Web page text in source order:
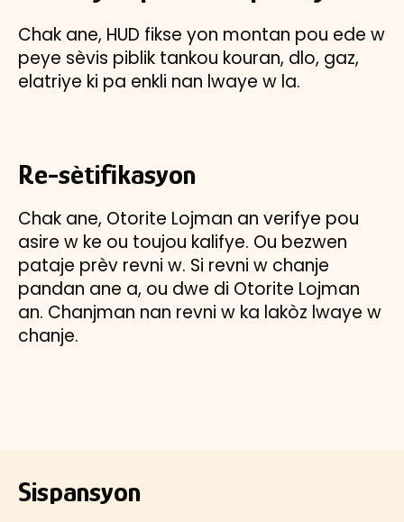
Chak ane, HUD fikse yon montan pou ede w
peye sèvis piblik tankou kouran, dlo, gaz,
elatriye ki pa enkli nan lwaye w la.
Re-sètifikasyon
Chak ane, Otorite Lojman an verifye pou
asire w ke ou toujou kalifye. Ou bezwen
pataje prèv revni w. Si revni w chanje
pandan ane a, ou dwe di Otorite Lojman
an. Chanjman nan revni w ka lakòz lwaye w
chanje.
Sispansyon